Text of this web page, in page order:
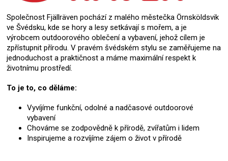
Společnost Fjällräven pochází z malého městečka Örnsköldsvik
ve Švédsku, kde se hory a lesy setkávají s mořem, a je
výrobcem outdoorového oblečení a vybavení, jehož cílem je
zpřístupnit přírodu. V pravém švédském stylu se zaměřujeme na
jednoduchost a praktičnost a máme maximální respekt k
životnímu prostředí.
To je to, co děláme:
Vyvíjíme funkční, odolné a nadčasové outdoorové
vybavení
Chováme se zodpovědně k přírodě, zvířatům i lidem
Inspirujeme a rozvíjíme zájem o život v přírodě